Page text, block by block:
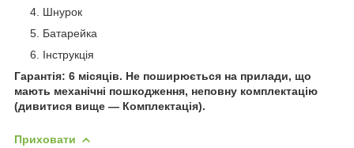
Шнурок
Батарейка
Інструкція
Гарантія: 6 місяців. Не поширюється на прилади, що
мають механічні пошкодження, неповну комплектацію
(дивитися вище — Комплектація).
Приховати